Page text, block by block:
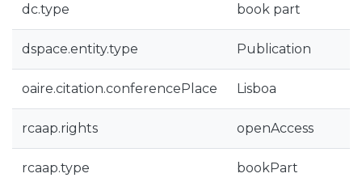
dc.type book part
dspace.entity.type Publication
oaire.citation.conferencePlace Lisboa
rcaap.rights openAccess
rcaap.type bookPart